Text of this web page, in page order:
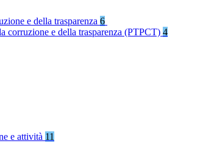
e della trasparenza 6
corruzione e della trasparenza (PTPCT) 4
e attività 11